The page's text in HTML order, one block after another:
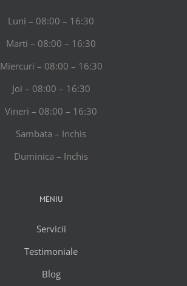
Luni – 08:00 – 16:30
Marti – 08:00 – 16:30
Miercuri – 08:00 – 16:30
Joi – 08:00 – 16:30
Vineri – 08:00 – 16:30
Sambata – Inchis
Duminica – Inchis
MENIU
Servicii
Testimoniale
Blog